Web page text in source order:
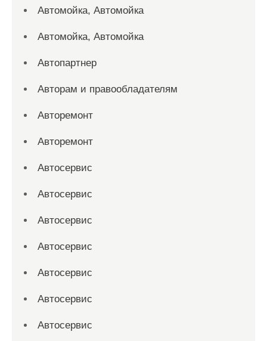
Автомойка, Автомойка
Автомойка, Автомойка
Автопартнер
Авторам и правообладателям
Авторемонт
Авторемонт
Автосервис
Автосервис
Автосервис
Автосервис
Автосервис
Автосервис
Автосервис